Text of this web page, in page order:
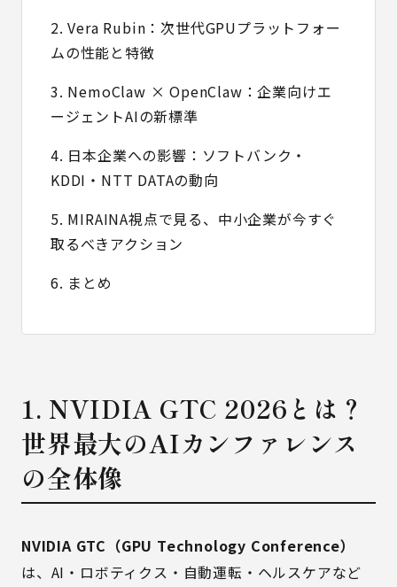
2. Vera Rubin：次世代GPUプラットフォー
ムの性能と特徴
3. NemoClaw × OpenClaw：企業向けエ
ージェントAIの新標準
4. 日本企業への影響：ソフトバンク・
KDDI・NTT DATAの動向
5. MIRAINA視点で見る、中小企業が今すぐ
取るべきアクション
6. まとめ
1. NVIDIA GTC 2026とは？
世界最大のAIカンファレンス
の全体像
NVIDIA GTC（GPU Technology Conference）
は、AI・ロボティクス・自動運転・ヘルスケアなど